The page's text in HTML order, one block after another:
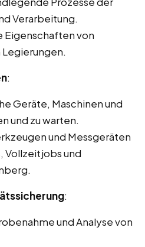
Verarbeitung.
Eigenschaften von
:
Geräte, Maschinen und
und zu warten.
und Messgeräten
Vollzeitjobs und
:
und Analyse von